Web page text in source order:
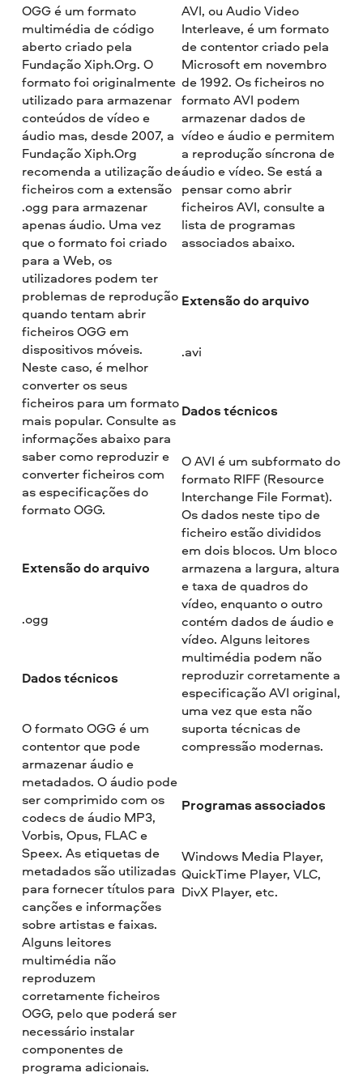
OGG é um formato
multimédia de código
aberto criado pela
Fundação Xiph.Org. O
formato foi originalmente
utilizado para armazenar
conteúdos de vídeo e
áudio mas, desde 2007, a
Fundação Xiph.Org
recomenda a utilização de
ficheiros com a extensão
.ogg para armazenar
apenas áudio. Uma vez
que o formato foi criado
para a Web, os
utilizadores podem ter
problemas de reprodução
quando tentam abrir
ficheiros OGG em
dispositivos móveis.
Neste caso, é melhor
converter os seus
ficheiros para um formato
mais popular. Consulte as
informações abaixo para
saber como reproduzir e
converter ficheiros com
as especificações do
formato OGG.
Extensão do arquivo
.ogg
Dados técnicos
O formato OGG é um
contentor que pode
armazenar áudio e
metadados. O áudio pode
ser comprimido com os
codecs de áudio MP3,
Vorbis, Opus, FLAC e
Speex. As etiquetas de
metadados são utilizadas
para fornecer títulos para
canções e informações
sobre artistas e faixas.
Alguns leitores
multimédia não
reproduzem
corretamente ficheiros
OGG, pelo que poderá ser
necessário instalar
componentes de
programa adicionais.
AVI, ou Audio Video
Interleave, é um formato
de contentor criado pela
Microsoft em novembro
de 1992. Os ficheiros no
formato AVI podem
armazenar dados de
vídeo e áudio e permitem
a reprodução síncrona de
áudio e vídeo. Se está a
pensar como abrir
ficheiros AVI, consulte a
lista de programas
associados abaixo.
Extensão do arquivo
.avi
Dados técnicos
O AVI é um subformato do
formato RIFF (Resource
Interchange File Format).
Os dados neste tipo de
ficheiro estão divididos
em dois blocos. Um bloco
armazena a largura, altura
e taxa de quadros do
vídeo, enquanto o outro
contém dados de áudio e
vídeo. Alguns leitores
multimédia podem não
reproduzir corretamente a
especificação AVI original,
uma vez que esta não
suporta técnicas de
compressão modernas.
Programas associados
Windows Media Player,
QuickTime Player, VLC,
DivX Player, etc.